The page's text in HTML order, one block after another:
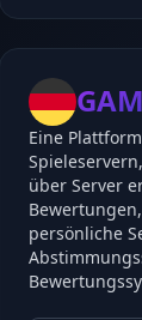
Eine
über Server
persönliche